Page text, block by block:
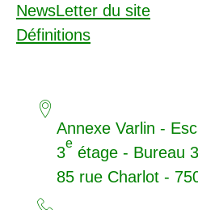
NewsLetter du site
Définitions
Annexe Varlin -
3
e
étage - Bureau
85 rue Charlot -